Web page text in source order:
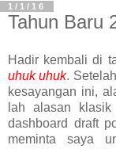
1/1/16
Tahun Baru
Hadir kembali di
uhuk uhuk.
kesayangan ini,
lah alasan
dashboard draft
meminta saya